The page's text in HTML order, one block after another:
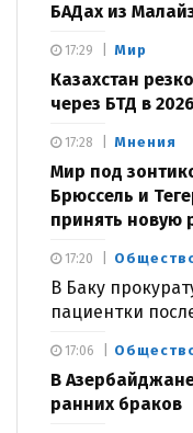
БАДах из
Мир
Казахстан
через БТД в
17:29
Мнения
Мир под
Брюссель и
принять новую
17:28
В Баку
пациентки
17:20
В
ранних браков
17:06